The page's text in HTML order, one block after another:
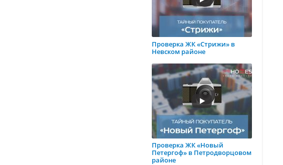
Проверка ЖК «Стрижи» в
Невском районе
Проверка ЖК «Новый
Петергоф» в Петродворцовом
районе